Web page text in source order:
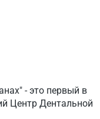
- это первый в
Центр Дентальной